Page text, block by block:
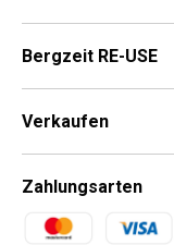
Bergzeit RE-USE
Verkaufen
Zahlungsarten
Zahlungsmethoden